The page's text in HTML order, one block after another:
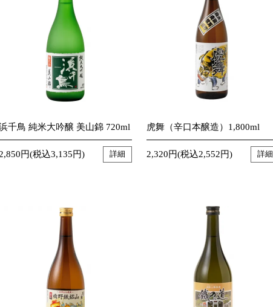
千鳥 純米大吟醸 美山錦 720ml
円(税込3,135円) 詳細
虎舞（辛口本醸造）1,800ml
2,320円(税込2,552円) 詳細